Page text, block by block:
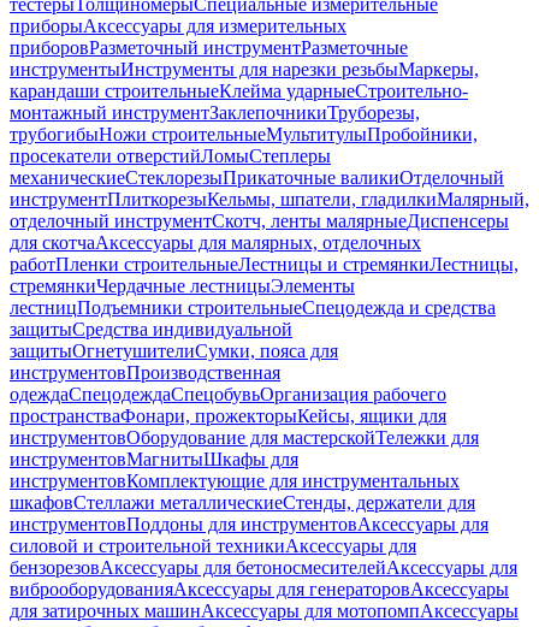
тестерыТолщиномерыСпециальные измерительные
приборыАксессуары для измерительных
приборовРазметочный инструментРазметочные
инструментыИнструменты для нарезки резьбыМаркеры,
карандаши строительныеКлейма ударныеСтроительно-
монтажный инструментЗаклепочникиТруборезы,
трубогибыНожи строительныеМультитулыПробойники,
просекатели отверстийЛомыСтеплеры
механическиеСтеклорезыПрикаточные валикиОтделочный
инструментПлиткорезыКельмы, шпатели, гладилкиМалярный,
отделочный инструментСкотч, ленты малярныеДиспенсеры
для скотчаАксессуары для малярных, отделочных
работПленки строительныеЛестницы и стремянкиЛестницы,
стремянкиЧердачные лестницыЭлементы
лестницПодъемники строительныеСпецодежда и средства
защитыСредства индивидуальной
защитыОгнетушителиСумки, пояса для
инструментовПроизводственная
одеждаСпецодеждаСпецобувьОрганизация рабочего
пространстваФонари, прожекторыКейсы, ящики для
инструментовОборудование для мастерскойТележки для
инструментовМагнитыШкафы для
инструментовКомплектующие для инструментальных
шкафовСтеллажи металлическиеСтенды, держатели для
инструментовПоддоны для инструментовАксессуары для
силовой и строительной техникиАксессуары для
бензорезовАксессуары для бетоносмесителейАксессуары для
виброоборудованияАксессуары для генераторовАксессуары
для затирочных машинАксессуары для мотопомпАксессуары